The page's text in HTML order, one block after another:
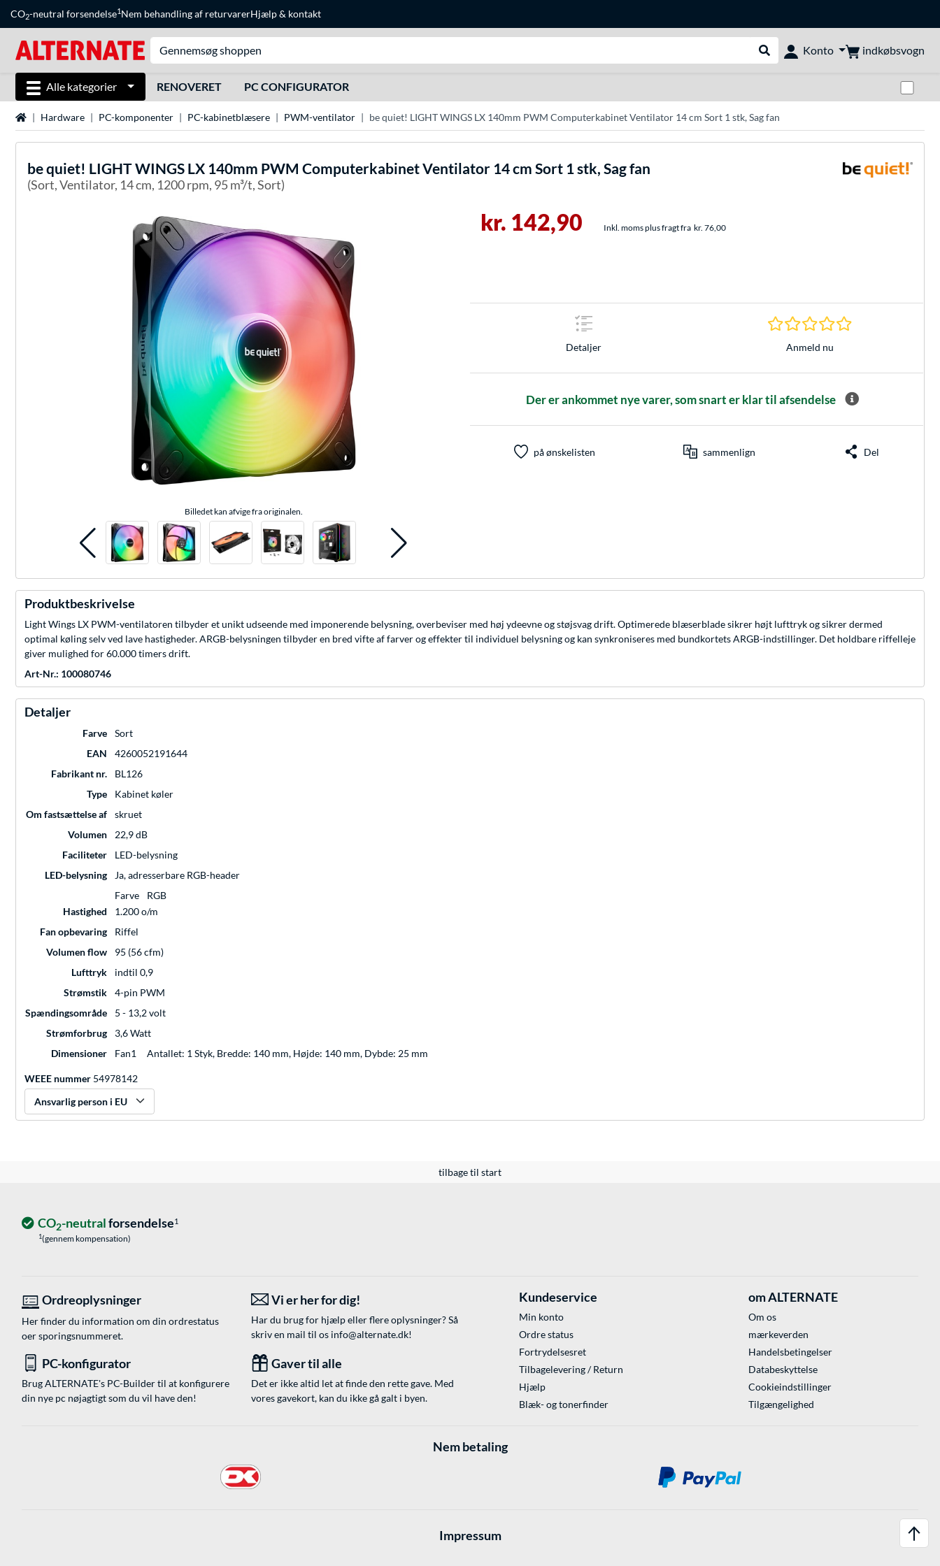
CO2-neutral forsendelse1Nem behandling af returvarerHjælp& kontakt
Udfør søgning
Konto indkøbsvogn
Alle kategorier RENOVERET PC CONFIGURATOR
StartsideHardware PC-komponenter PC-kabinetblæsere PWM-ventilator be quiet! LIGHT WINGS LX 140mm PWM Computerkabinet Ventilator 14 cm Sort 1 stk, Sag fan
be quiet! LIGHT WINGS LX 140mm PWM Computerkabinet Ventilator 14 cm Sort 1 stk, Sag fan
(Sort, Ventilator, 14 cm, 1200 rpm, 95 m³/t, Sort)
Billedet kan afvige fra originalen.
kr. 142,90 Inkl. moms plus fragt fra kr. 76,00
Detaljer
0.0 Stjerner hos 0
Anmeld nu
Der er ankommet nye varer, som snart er klar til afsendelse
på ønskelisten sammenlign Del
Produktbeskrivelse
Light Wings LX PWM-ventilatoren tilbyder et unikt udseende med imponerende belysning, overbeviser med høj ydeevne og støjsvag drift. Optimerede blæserblade sikrer højt lufttryk og sikrer dermed
optimal køling selv ved lave hastigheder. ARGB-belysningen tilbyder en bred vifte af farver og effekter til individuel belysning og kan synkroniseres med bundkortets ARGB-indstillinger. Det holdbare riffelleje
giver mulighed for 60.000 timers drift.
Art-Nr.: 100080746
Detaljer
Farve
Sort
EAN
4260052191644
Fabrikant nr.
BL126
Type
Kabinet køler
Om fastsættelse af
skruet
Volumen
22,9 dB
Faciliteter
LED-belysning
LED-belysning
Ja, adresserbare RGB-header
Farve
RGB
Hastighed
1.200 o/m
Fan opbevaring
Riffel
Volumen flow
95 (56 cfm)
Lufttryk
indtil 0,9
Strømstik
4-pin PWM
Spændingsområde
5 - 13,2 volt
Strømforbrug
3,6 Watt
Dimensioner
Fan1 Antallet: 1 Styk, Bredde: 140 mm, Højde: 140 mm, Dybde: 25 mm
WEEE nummer 54978142
Ansvarlig person i EU
tilbage til start
CO2-neutralforsendelse1
1(gennem kompensation)
Ordreoplysninger
Her finder du information om din ordrestatus
oer sporingsnummeret.
Vi er her for dig!
Har du brug for hjælp eller flere oplysninger? Så
skriv en mail til os info@alternate.dk!
PC-konfigurator
Brug ALTERNATE's PC-Builder til at konfigurere
din nye pc nøjagtigt som du vil have den!
Gaver til alle
Det er ikke altid let at finde den rette gave. Med
vores gavekort, kan du ikke gå galt i byen.
Kundeservice
Min konto
Ordre status
Fortrydelsesret
Tilbagelevering / Return
Hjælp
Blæk- og tonerfinder
om ALTERNATE
Om os
mærkeverden
Handelsbetingelser
Databeskyttelse
Cookieindstillinger
Tilgængelighed
Nem betaling
Impressum